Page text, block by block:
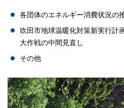
各団体のエネルギー消費状況の
吹田市地球温暖化対策新実行
大作戦の中間見直し
その他